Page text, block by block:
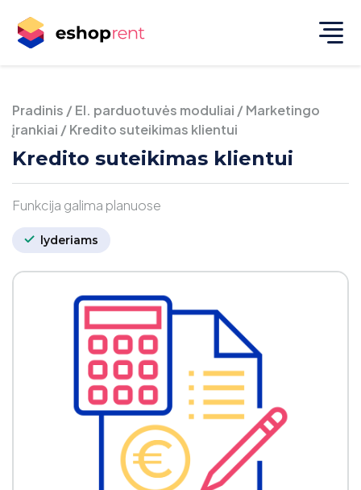
Pradinis /El. parduotuvės moduliai /Marketingo
įrankiai /Kredito suteikimas klientui
Kredito suteikimas klientui
Funkcija galima planuose
lyderiams